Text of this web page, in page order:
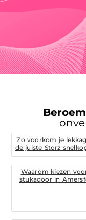
Zo voorkom je
de juiste Storz
Waarom kiezen
stukadoor in